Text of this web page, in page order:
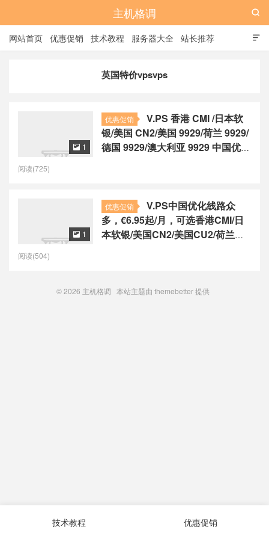
主机格调

网站首页 优惠促销 技术教程 服务器大全 站长推荐

英国特价vpsvps
优惠促销
V.PS 香港 CMI /日本软
银/美国 CN2/美国 9929/荷兰 9929/
德国 9929/澳大利亚 9929 中国优化
 1
阅读(725)
优惠促销
V.PS中国优化线路众
多，€6.95起/月，可选香港CMI/日
本软银/美国CN2/美国CU2/荷兰
 1
阅读(504)
© 2026 主机格调 本站主题由 themebetter提供
技术教程 优惠促销